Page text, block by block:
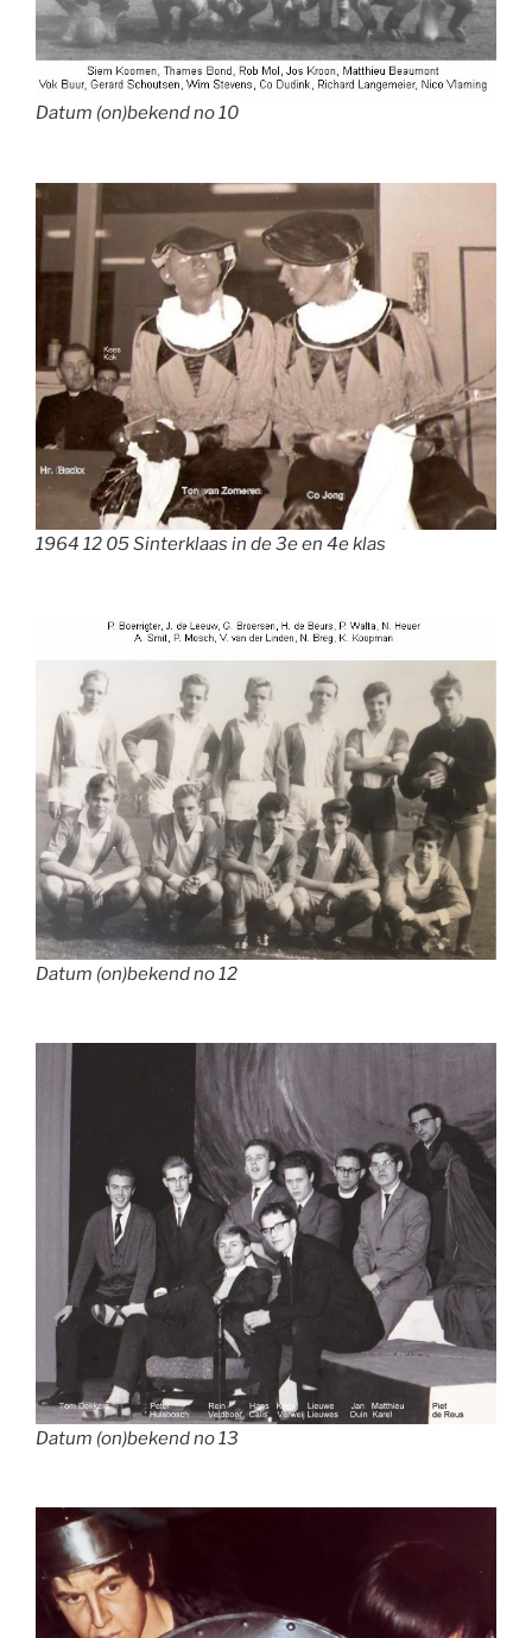
Datum (on)bekend no 10
1964 12 05 Sinterklaas in de 3e en 4e klas
Datum (on)bekend no 12
Datum (on)bekend no 13